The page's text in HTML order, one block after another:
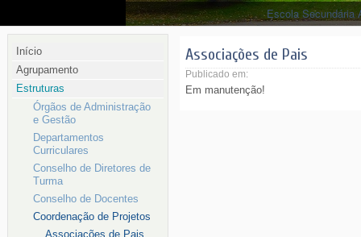
Escola Secundária
Início
Agrupamento
Estruturas
Órgãos de Administração
e Gestão
Departamentos
Curriculares
Conselho de Diretores de
Turma
Conselho de Docentes
Coordenação de Projetos
Associações de Pais
Associações de Pais
Publicado em:
Em manutenção!